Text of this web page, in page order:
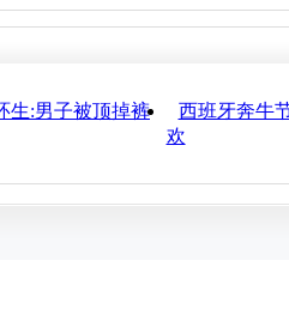
生:男子被顶掉裤
西班牙奔牛
欢